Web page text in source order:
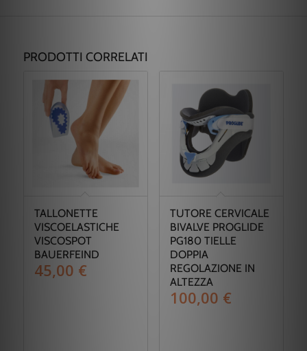
PRODOTTI CORRELATI
TALLONETTE
VISCOELASTICHE
VISCOSPOT
BAUERFEIND
45,00 €
TUTORE CERVICALE
BIVALVE PROGLIDE
PG180 TIELLE
DOPPIA
REGOLAZIONE IN
ALTEZZA
100,00 €